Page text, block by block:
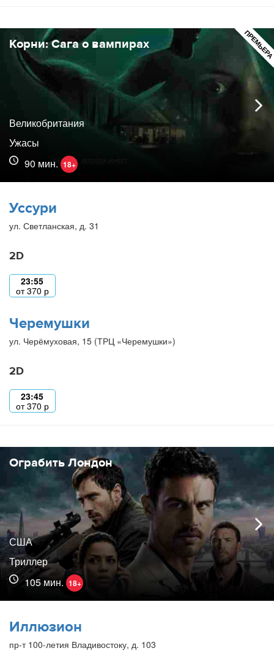
Корни: Сага о вампирах
Великобритания
Ужасы
90 мин. 18+
Уссури
ул. Светланская, д. 31
2D
23:55
от370 р
Черемушки
ул. Черёмуховая, 15 (ТРЦ «Черемушки»)
2D
23:45
от370 р
Ограбить Лондон
США
Триллер
105 мин. 18+
Иллюзион
пр-т 100-летия Владивостоку, д. 103